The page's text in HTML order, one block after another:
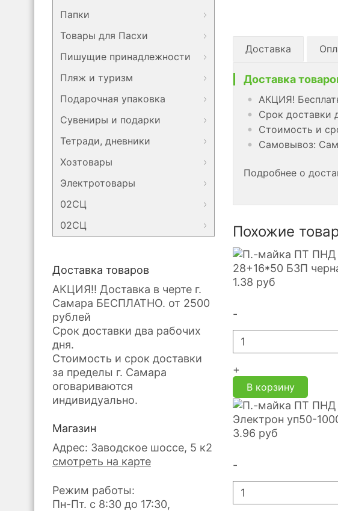
Папки
Товары для Пасхи
Пишущие принадлежности
Пляж и туризм
Подарочная упаковка
Сувениры и подарки
Тетради, дневники
Хозтовары
Электротовары
02СЦ
02СЦ
Доставка товаров
АКЦИЯ!! Доставка в черте г.
Самара БЕСПЛАТНО. от 2500
рублей
Срок доставки два рабочих
дня.
Стоимость и срок доставки
за пределы г. Самара
оговариваются
индивидуально.
Магазин
Адрес: Заводское шоссе, 5 к2
смотреть на карте
Режим работы:
Пн-Пт. с 8:30 до 17:30,
Доставка
Доставка
АКЦИЯ!
Срок доставки
Стоимость и
Самовывоз:
Подробнее о
Похожие
28+16*50 БЗП
1.38 руб
-
+
В корзину
Электрон уп50-
3.96 руб
-